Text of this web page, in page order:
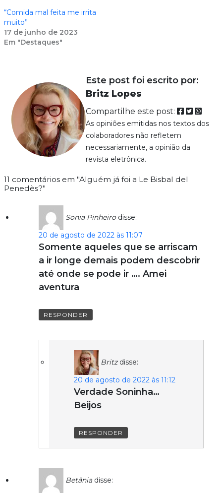
“Comida mal feita me irrita
muito”
17 de junho de 2023
Em "Destaques"
Este post foi escrito por:
Britz Lopes
Compartilhe este post:
As opiniões emitidas nos textos dos
colaboradores não refletem
necessariamente, a opinião da
revista eletrônica.
11 comentários em "Alguém já foi a Le Bisbal del
Penedès?"
Sonia Pinheiro disse:
20 de agosto de 2022 às 11:07
Somente aqueles que se arriscam
a ir longe demais podem descobrir
até onde se pode ir …. Amei
aventura
RESPONDER
Britz disse:
20 de agosto de 2022 às 11:12
Verdade Soninha…
Beijos
RESPONDER
Betânia disse: